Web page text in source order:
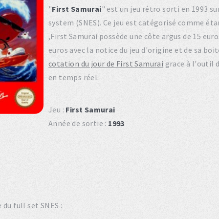
"First Samurai" est un jeu rétro sorti en 1993
system (SNES). Ce jeu est catégorisé comme
,First Samurai possède une côte argus de 15
euros avec la notice du jeu d'origine et de sa
cotation du jour de First Samurai grace à l'outil
en temps réel.
Jeu : First Samurai
Année de sortie : 1993
full set SNES :